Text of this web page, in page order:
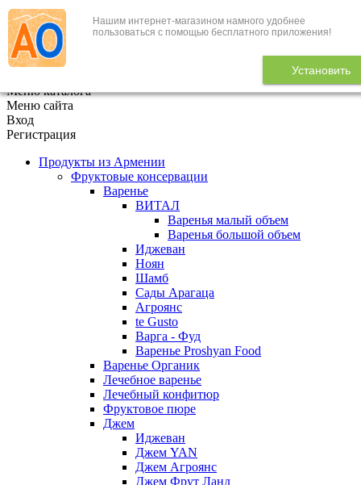
Нашим интернет-магазином намного удобнее
пользоваться с помощью бесплатного приложения!
Установить
+7 (495) 646-888-1
В корзине 0
Меню каталога
Меню сайта
Вход
Регистрация
Продукты из Армении
Фруктовые консервации
Варенье
ВИТАЛ
Варенья малый объем
Варенья большой объем
Иджеван
Ноян
Шамб
Сады Арагаца
Агроянс
te Gusto
Варга - Фуд
Варенье Proshyan Food
Варенье Органик
Лечебное варенье
Лечебный конфитюр
Фруктовое пюре
Джем
Иджеван
Джем YAN
Джем Агроянс
Джем Фрут Ланд